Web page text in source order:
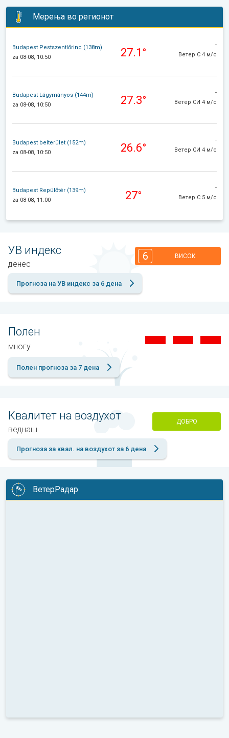
Мерења во регионот
Budapest Pestszentlőrinc (138m)
za 08-08, 10:50
27.1°
-
Ветер С 4 м/с
Budapest Lágymányos (144m)
za 08-08, 10:50
27.3°
-
Ветер СИ 4 м/с
Budapest belterület (152m)
za 08-08, 10:50
26.6°
-
Ветер СИ 4 м/с
Budapest Repülőtér (139m)
za 08-08, 11:00
27°
-
Ветер С 5 м/с
УВ индекс
денес
6 ВИСОК
Прогноза на УВ индекс за 6 дена
Полен
многу
Полен прогноза за 7 дена
Квалитет на воздухот
веднаш
ДОБРО
Прогноза за квал. на воздухот за 6 дена
ВетерРадар